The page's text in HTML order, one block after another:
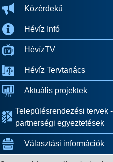
Közérdekű
Hévíz Infó
HévízTV
Hévíz Tervtanács
Aktuális projektek
Településrendezési tervek -
partnerségi egyeztetések
Választási információk